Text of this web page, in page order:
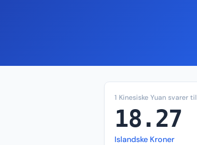
1 Kinesiske Yuan svarer til
18.27
Islandske Kroner